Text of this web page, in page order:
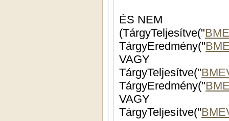
ÉS NEM
(TárgyTeljesítve("
TárgyEredmény("
VAGY
TárgyTeljesítve("
TárgyEredmény("
VAGY
TárgyTeljesítve("